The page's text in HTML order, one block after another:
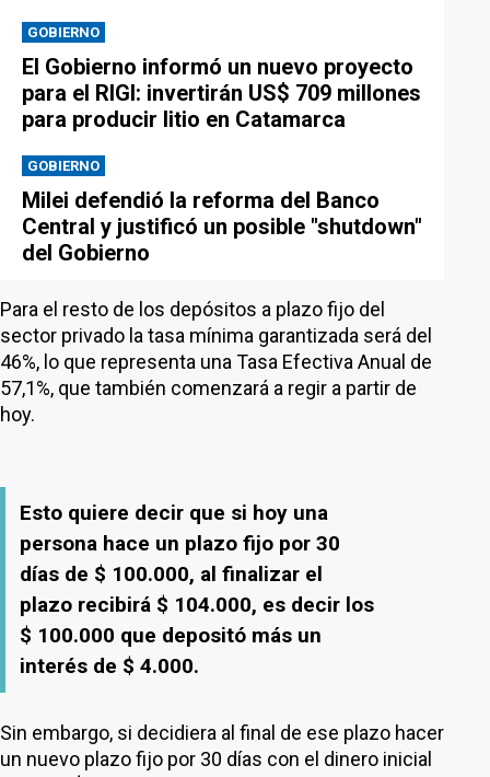
GOBIERNO
El Gobierno informó un nuevo proyecto
para el RIGI: invertirán US$ 709 millones
para producir litio en Catamarca
GOBIERNO
Milei defendió la reforma del Banco
Central y justificó un posible "shutdown"
del Gobierno
Para el resto de los depósitos a plazo fijo del
sector privado la tasa mínima garantizada será del
46%, lo que representa una Tasa Efectiva Anual de
57,1%, que también comenzará a regir a partir de
hoy.
Esto quiere decir que si hoy una
persona hace un plazo fijo por 30
días de $ 100.000, al finalizar el
plazo recibirá $ 104.000, es decir los
$ 100.000 que depositó más un
interés de $ 4.000.
Sin embargo, si decidiera al final de ese plazo hacer
un nuevo plazo fijo por 30 días con el dinero inicial